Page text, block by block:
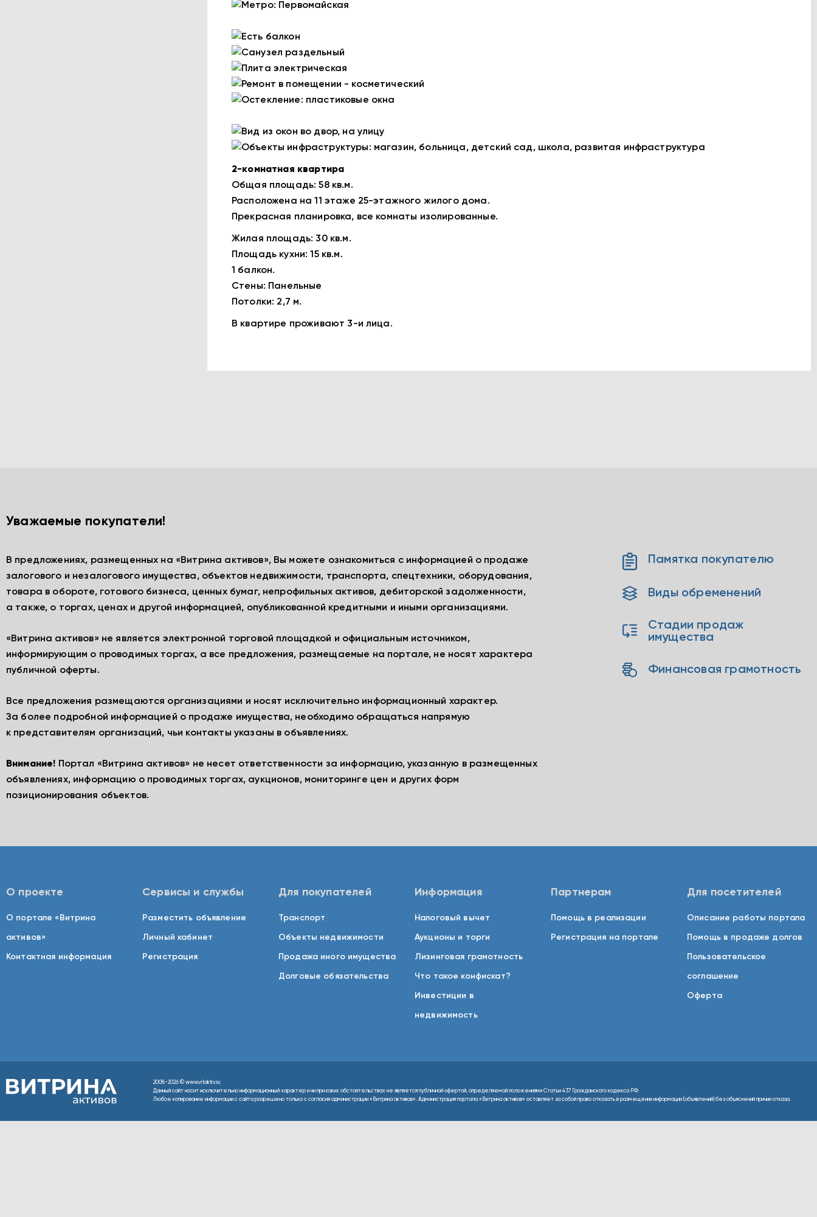
Метро: Первомайская
Есть балкон
Санузел раздельный
Плита электрическая
Ремонт в помещении - косметический
Остекление: пластиковые окна
Вид из окон во двор, на улицу
Объекты инфраструктуры: магазин, больница, детский сад, школа, развитая инфраструктура
2-комнатная квартира
Общая площадь: 58 кв.м.
Расположена на 11 этаже 25-этажного жилого дома.
Прекрасная планировка, все комнаты изолированные.
Жилая площадь: 30 кв.м.
Площадь кухни: 15 кв.м.
1 балкон.
Стены: Панельные
Потолки: 2,7 м.
В квартире проживают 3-и лица.
Уважаемые покупатели!
В предложениях, размещенных на «Витрина активов», Вы можете ознакомиться с информацией о продаже
залогового и незалогового имущества, объектов недвижимости, транспорта, спецтехники, оборудования,
товара в обороте, готового бизнеса, ценных бумаг, непрофильных активов, дебиторской задолженности,
а также, о торгах, ценах и другой информацией, опубликованной кредитными и иными организациями.
«Витрина активов» не является электронной торговой площадкой и официальным источником,
информирующим о проводимых торгах, а все предложения, размещаемые на портале, не носят характера
публичной оферты.
Все предложения размещаются организациями и носят исключительно информационный характер.
За более подробной информацией о продаже имущества, необходимо обращаться напрямую
к представителям организаций, чьи контакты указаны в объявлениях.
Внимание! Портал «Витрина активов» не несет ответственности за информацию, указанную в размещенных
объявлениях, информацию о проводимых торгах, аукционов, мониторинге цен и других форм
позиционирования объектов.
Памятка покупателю
Виды обременений
Стадии продаж
имущества
Финансовая грамотность
О проекте
О портале «Витрина
активов»
Контактная информация
Сервисы и службы
Разместить объявление
Личный кабинет
Регистрация
Для покупателей
Транспорт
Объекты недвижимости
Продажа иного имущества
Долговые обязательства
Информация
Налоговый вычет
Аукционы и торги
Лизинговая грамотность
Что такое конфискат?
Инвестиции в
недвижимость
Партнерам
Помощь в реализации
Регистрация на портале
Для посетителей
Описание работы портала
Помощь в продаже долгов
Пользовательское
соглашение
Оферта
2008-2026 © www.vitaktiv.ru
Данный сайт носит исключительно информационный характер и ни при каких обстоятельствах не является публичной офертой, определяемой положениями Статьи 437 Гражданского кодекса РФ.
Любое копирование информации с сайта разрешено только с согласия администрации «Витрина активов». Администрация портала «Витрина активов» оставляет за собой право отказать в размещении информации (объявлений) без объяснений причин отказа.